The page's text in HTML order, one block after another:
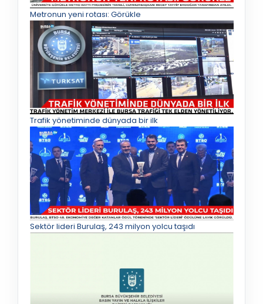
Metronun yeni rotası: Görükle
Trafik yönetiminde dünyada bir ilk
Sektör lideri Burulaş, 243 milyon yolcu taşıdı